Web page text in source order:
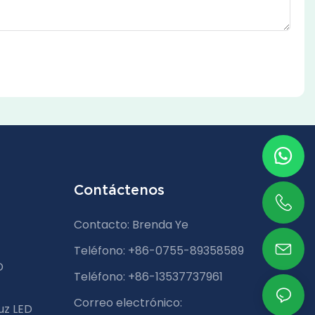
LED
Contáctenos
Contacto: Brenda Ye
Teléfono: +86-0755-89358589
Teléfono: +86-13537737961
Correo electrónico: